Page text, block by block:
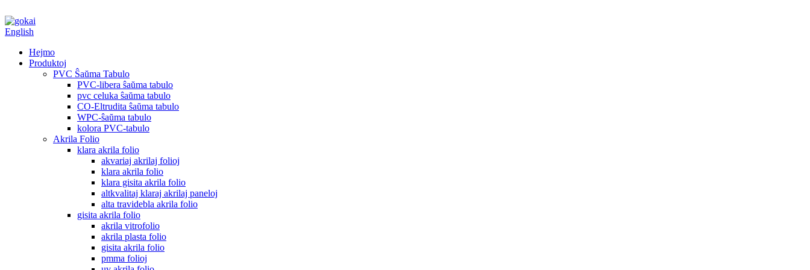
English
Hejmo
Produktoj
PVC Ŝaŭma Tabulo
PVC-libera ŝaŭma tabulo
pvc celuka ŝaŭma tabulo
CO-Eltrudita ŝaŭma tabulo
WPC-ŝaŭma tabulo
kolora PVC-tabulo
Akrila Folio
klara akrila folio
akvariaj akrilaj folioj
klara akrila folio
klara gisita akrila folio
altkvalitaj klaraj akrilaj paneloj
alta travidebla akrila folio
gisita akrila folio
akrila vitrofolio
akrila plasta folio
gisita akrila folio
pmma folioj